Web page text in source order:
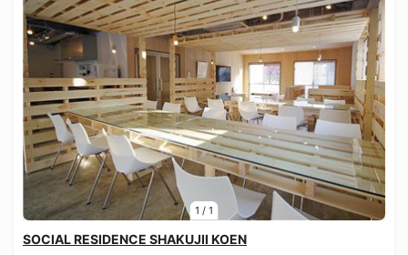
1 / 1
SOCIAL RESIDENCE SHAKUJII KOEN